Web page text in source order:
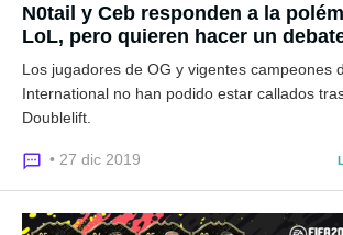
N0tail y Ceb responden a la
LoL, pero quieren hacer un
Los jugadores de OG y vigentes campeones
International no han podido estar callados
Doublelift.
• 27 dic 2019